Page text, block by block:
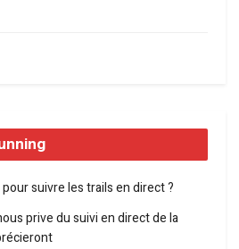
suivre les trails en direct ?
prive du suivi en direct de la